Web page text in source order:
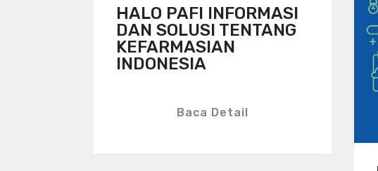
HALO PAFI INFORMASI
DAN SOLUSI TENTANG
KEFARMASIAN
INDONESIA
Baca Detail